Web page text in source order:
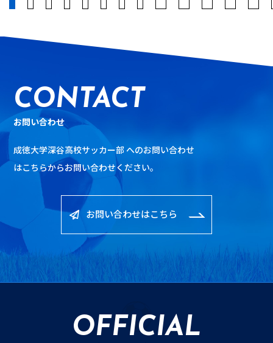
CONTACT
お問い合わせ
成徳大学深谷高校サッカー部 へのお問い合わせ
はこちらからお問い合わせください。
お問い合わせはこちら
OFFICIAL